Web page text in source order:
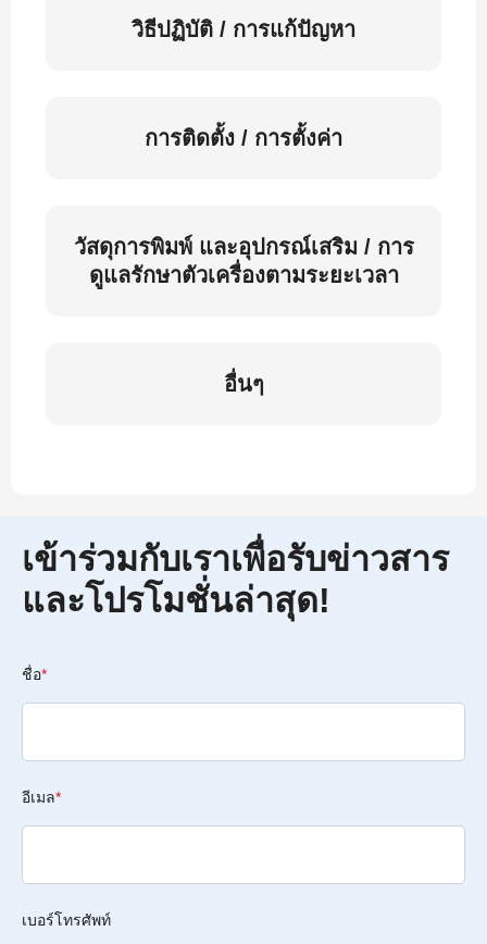
วิธีปฏิบัติ / การแก้ปัญหา
การติดตั้ง / การตั้งค่า
วัสดุการพิมพ์ และอุปกรณ์เสริม / การ
ดูแลรักษาตัวเครื่องตามระยะเวลา
อื่นๆ
เข้าร่วมกับเราเพื่อรับข่าวสาร
และโปรโมชั่นล่าสุด!
ชื่อ*
อีเมล*
เบอร์โทรศัพท์